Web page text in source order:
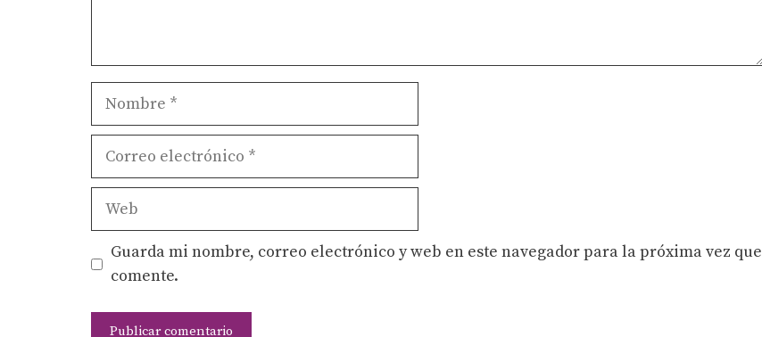
Nombre
Correo
Web
Guarda mi nombre, correo electrónico y web en este navegador para la próxima vez que
comente.